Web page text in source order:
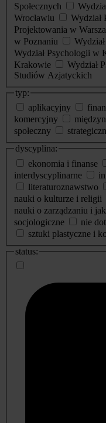
Społecznych
Wrocławiu
Wydział
Projektowania w
w Poznaniu
Wydział Psychologii w
Krakowie
Wydział
Studiów Azjatyckich
typ:
aplikacyjny
komercyjny
społeczny
dyscyplina:
ekonomia i finanse
interdyscyplinarne
literaturoznawstwo
nauki o kulturze i religii
nauki o zarządzaniu i
socjologiczne
nie
sztuki plastyczne i
status: